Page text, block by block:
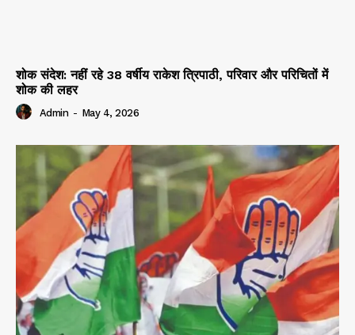
शोक संदेश: नहीं रहे 38 वर्षीय राकेश त्रिपाठी, परिवार और परिचितों में
शोक की लहर
Admin - May 4, 2026